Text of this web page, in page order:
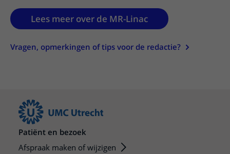
Lees meer over de MR-Linac
Vragen, opmerkingen of tips voor de redactie?
Patiënt en bezoek
Afspraak maken of wijzigen